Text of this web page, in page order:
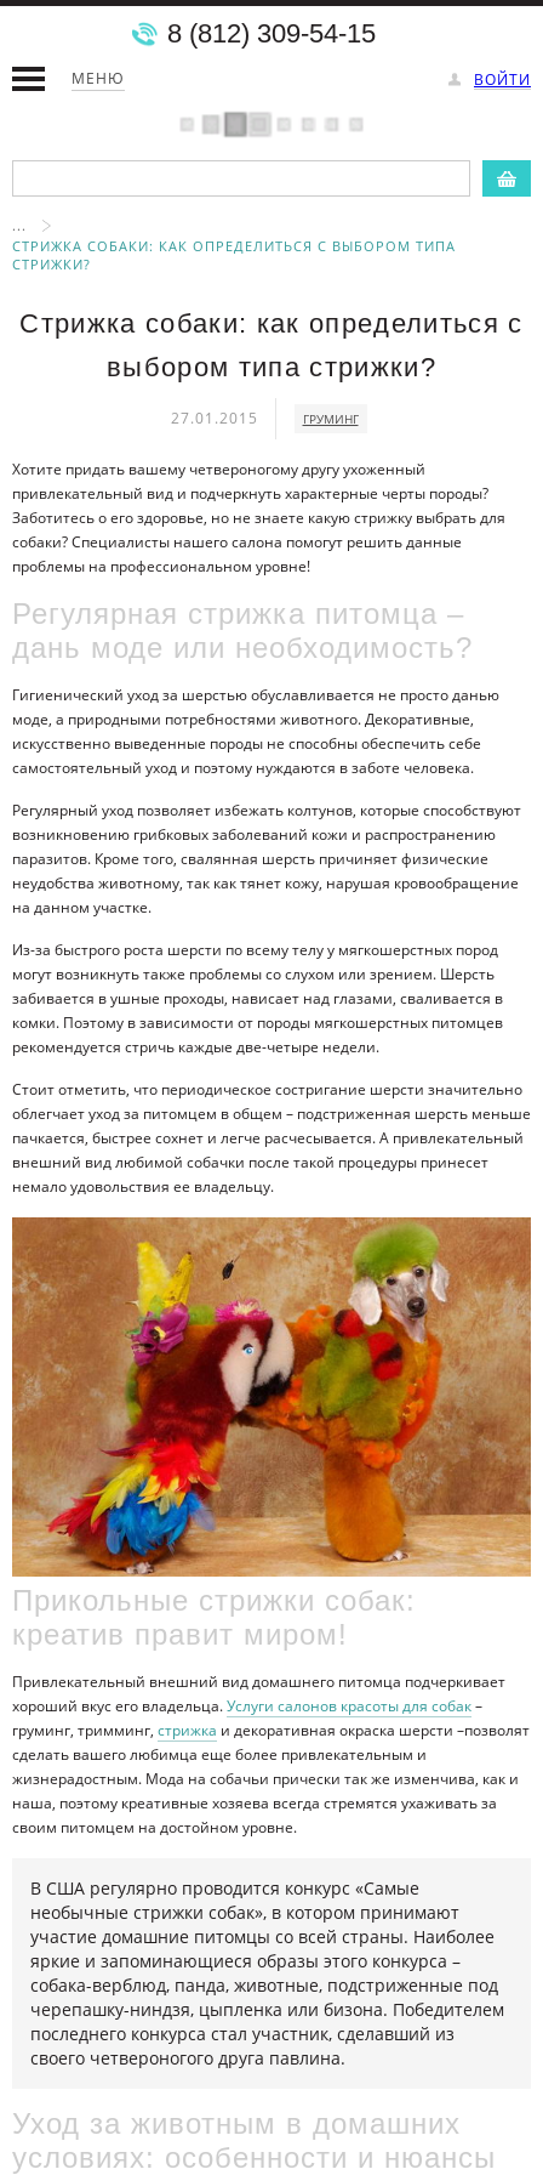
МЕНЮ ВОЙТИ
8 (812) 309-54-15
...
СТРИЖКА СОБАКИ: КАК ОПРЕДЕЛИТЬСЯ С ВЫБОРОМ ТИПА
СТРИЖКИ?
Стрижка собаки: как определиться с
выбором типа стрижки?
27.01.2015 ГРУМИНГ
Хотите придать вашему четвероногому другу ухоженный
привлекательный вид и подчеркнуть характерные черты породы?
Заботитесь о его здоровье, но не знаете какую стрижку выбрать для
собаки? Специалисты нашего салона помогут решить данные
проблемы на профессиональном уровне!
Регулярная стрижка питомца –
дань моде или необходимость?
Гигиенический уход за шерстью обуславливается не просто данью
моде, а природными потребностями животного. Декоративные,
искусственно выведенные породы не способны обеспечить себе
самостоятельный уход и поэтому нуждаются в заботе человека.
Регулярный уход позволяет избежать колтунов, которые способствуют
возникновению грибковых заболеваний кожи и распространению
паразитов. Кроме того, свалянная шерсть причиняет физические
неудобства животному, так как тянет кожу, нарушая кровообращение
на данном участке.
Из-за быстрого роста шерсти по всему телу у мягкошерстных пород
могут возникнуть также проблемы со слухом или зрением. Шерсть
забивается в ушные проходы, нависает над глазами, сваливается в
комки. Поэтому в зависимости от породы мягкошерстных питомцев
рекомендуется стричь каждые две-четыре недели.
Стоит отметить, что периодическое состригание шерсти значительно
облегчает уход за питомцем в общем – подстриженная шерсть меньше
пачкается, быстрее сохнет и легче расчесывается. А привлекательный
внешний вид любимой собачки после такой процедуры принесет
немало удовольствия ее владельцу.
Прикольные стрижки собак:
креатив правит миром!
Привлекательный внешний вид домашнего питомца подчеркивает
хороший вкус его владельца.Услуги салонов красоты для собак–
груминг, тримминг, стрижка и декоративная окраска шерсти –позволят
сделать вашего любимца еще более привлекательным и
жизнерадостным. Мода на собачьи прически так же изменчива, как и
наша, поэтому креативные хозяева всегда стремятся ухаживать за
своим питомцем на достойном уровне.
В США регулярно проводится конкурс «Самые
необычные стрижки собак», в котором принимают
участие домашние питомцы со всей страны. Наиболее
яркие и запоминающиеся образы этого конкурса –
собака-верблюд, панда, животные, подстриженные под
черепашку-ниндзя, цыпленка или бизона. Победителем
последнего конкурса стал участник, сделавший из
своего четвероногого друга павлина.
Уход за животным в домашних
условиях: особенности и нюансы